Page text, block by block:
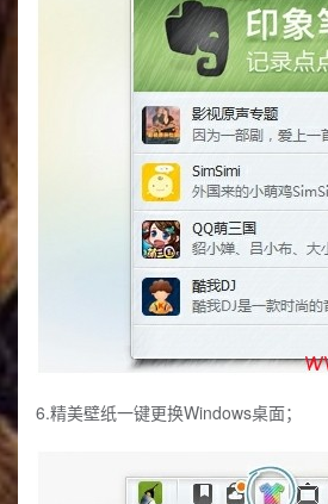
6.精美壁纸一键更换Windows桌面；